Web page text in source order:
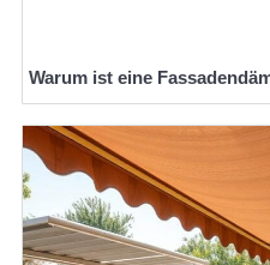
Warum ist eine